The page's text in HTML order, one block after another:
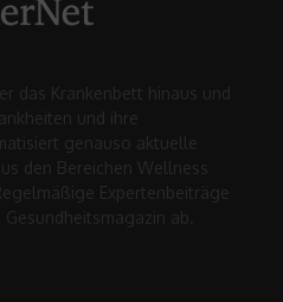
das Krankenbett hinaus und
und ihre
genauso aktuelle
den Bereichen Wellness
Expertenbeiträge
ab.